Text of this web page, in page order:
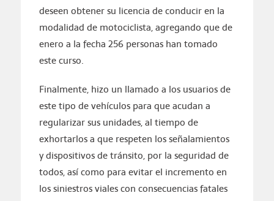
deseen obtener su licencia de conducir en la
modalidad de motociclista, agregando que de
enero a la fecha 256 personas han tomado
este curso.
Finalmente, hizo un llamado a los usuarios de
este tipo de vehículos para que acudan a
regularizar sus unidades, al tiempo de
exhortarlos a que respeten los señalamientos
y dispositivos de tránsito, por la seguridad de
todos, así como para evitar el incremento en
los siniestros viales con consecuencias fatales